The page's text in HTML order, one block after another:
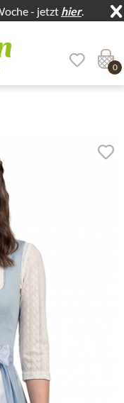
- jetzt hier.
springen
0